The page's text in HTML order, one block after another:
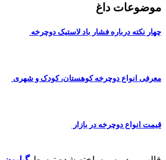
موضوعات داغ
چهار نکته درباره فشار باد لاستیک دوچرخه
معرفی انواع دوچرخه کوهستان، کودک و شهری
قیمت انواع دوچرخه در بازار